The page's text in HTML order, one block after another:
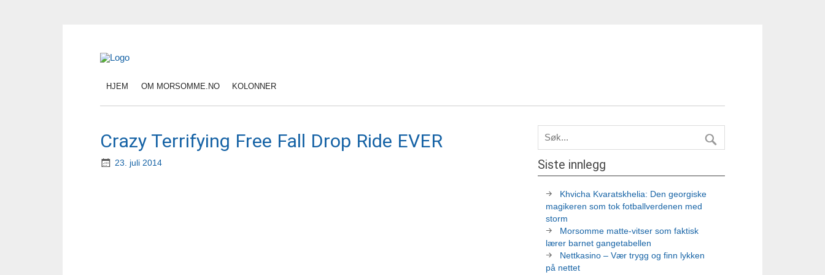
HJEM OM MORSOMME.NO KOLONNER
Crazy Terrifying Free Fall Drop Ride EVER
23. juli 2014 Siste innlegg
Khvicha Kvaratskhelia: Den georgiske
magikeren som tok fotballverdenen med
storm
Morsomme matte-vitser som faktisk
lærer barnet gangetabellen
Nettkasino – Vær trygg og finn lykken
på nettet